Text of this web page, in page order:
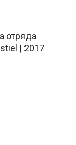
отряда
| 2017